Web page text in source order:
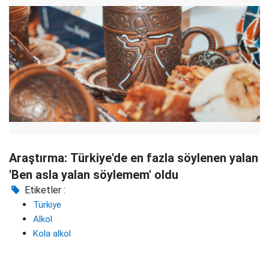
Araştırma: Türkiye'de en fazla söylenen yalan
'Ben asla yalan söylemem' oldu
Etiketler :
Türkiye
Alkol
Kola alkol